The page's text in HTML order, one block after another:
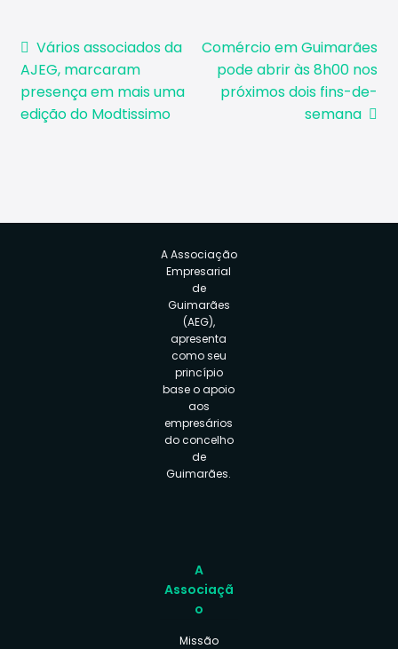
Navegação
de
artigos
Artigo
anterior:
Vários associados da
AJEG, marcaram
presença em mais uma
edição do Modtissimo
Artigo
seguinte:
Comércio em Guimarães
pode abrir às 8h00 nos
próximos dois fins-de-
semana
A Associação
Empresarial
de
Guimarães
(AEG),
apresenta
como seu
princípio
base o apoio
aos
empresários
do concelho
de
Guimarães.
A
Associaçã
o
Missão